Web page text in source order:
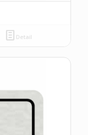
Detail